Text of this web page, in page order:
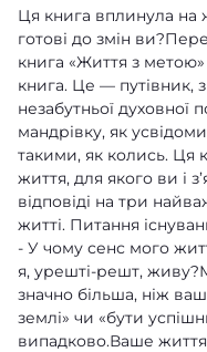
Ця книга вплинула на
готові до змін
книга «Життя з
книга. Це — путівник,
незабутньої
мандрівку, як
такими, як колись. Ця
життя, для якого ви і
відповіді на три
житті. Питання
- У чому сенс мого
я, урешті-решт,
значно більша, ніж
землі» чи «бути
випадково.Ваше